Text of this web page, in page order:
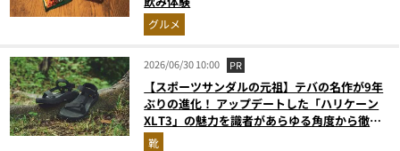
グルメ
2026/06/30 10:00 PR
【スポーツサンダルの元祖】テバの名作が9年
ぶりの進化！ アップデートした「ハリケーン
XLT3」の魅力を識者があらゆる角度から徹底
解説！
靴